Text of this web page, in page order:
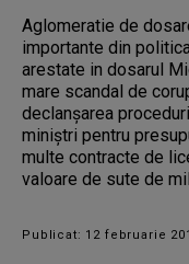
Aglomeratie de
importante din
arestate in dosarul
mare scandal de
declanșarea
miniștri pentru
multe contracte de
valoare de sute de
Publicat: 12 februarie